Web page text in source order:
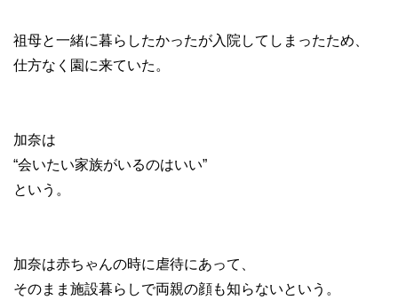
祖母と一緒に暮らしたかったが入院してしまったため、
仕方なく園に来ていた。
加奈は
“会いたい家族がいるのはいい”
という。
加奈は赤ちゃんの時に虐待にあって、
そのまま施設暮らしで両親の顔も知らないという。